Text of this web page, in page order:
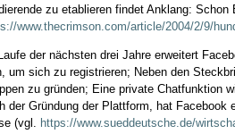
zu etablieren findet Anklang:
www.thecrimson.com/article/2004/2/9/
der nächsten drei Jahre erweitert
um sich zu registrieren; Neben den
zu gründen; Eine private Chatfunktion
der Gründung der Plattform, hat
(vgl.
https://www.sueddeutsche.de/